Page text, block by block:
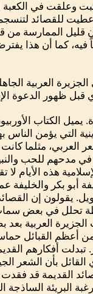
وعلقت في الكعبة
للقصائد لتنسجم
الممارسة من
كما أن هذا
العربية
الكتاب
التي يؤمن
العربي، مثلما
مدحهم للحب
هذه الأيام لا
بكر والخليفة
يقولون إن
تحلل في بعض
الجزيرة
أعظم القبائل
أفكارهم
بأن الشعر
القديمة قد فقدت
البريئة